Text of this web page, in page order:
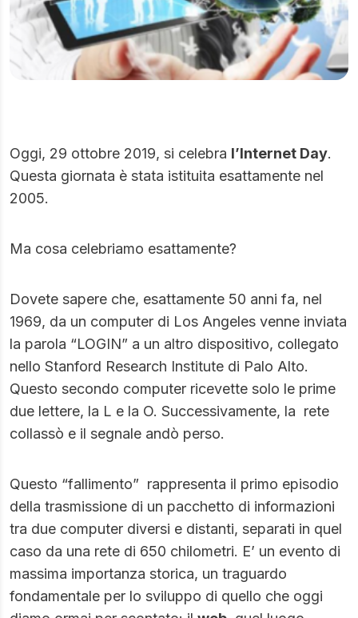
Oggi, 29 ottobre 2019, si celebra l’Internet Day.
Questa giornata è stata istituita esattamente nel
2005.
Ma cosa celebriamo esattamente?
Dovete sapere che, esattamente 50 anni fa, nel
1969, da un computer di Los Angeles venne inviata
la parola “LOGIN” a un altro dispositivo, collegato
nello Stanford Research Institute di Palo Alto.
Questo secondo computer ricevette solo le prime
due lettere, la L e la O. Successivamente, la rete
collassò e il segnale andò perso.
Questo “fallimento” rappresenta il primo episodio
della trasmissione di un pacchetto di informazioni
tra due computer diversi e distanti, separati in quel
caso da una rete di 650 chilometri. E’ un evento di
massima importanza storica, un traguardo
fondamentale per lo sviluppo di quello che oggi